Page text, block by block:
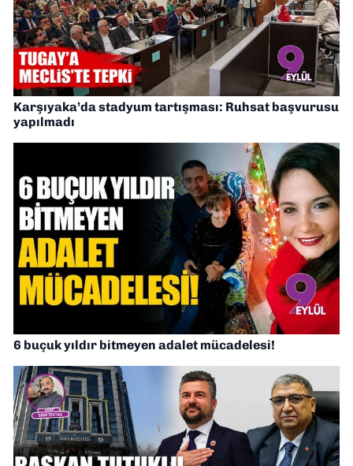
Karşıyaka’da stadyum tartışması: Ruhsat başvurusu
yapılmadı
6 buçuk yıldır bitmeyen adalet mücadelesi!